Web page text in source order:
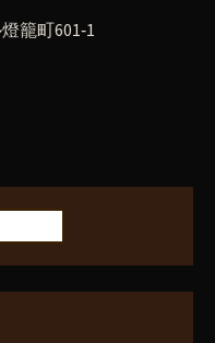
籠町601‐1